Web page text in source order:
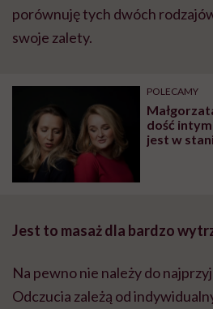
porównuję tych dwóch
swoje zalety.
POLECAMY
dość
jest w
Jest to masaż dla bardzo
Na pewno nie należy do
Odczucia zależą od